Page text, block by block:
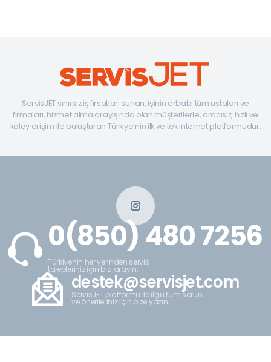
ServisJET sınırsız iş fırsatları sunan, işinin erbabı tüm ustaları ve
firmaları, hizmet alma arayışında olan müşterilerle, aracısız, hızlı ve
kolay erişim ile buluşturan Türkiye’nin ilk ve tek internet platformudur.
0(850) 480 7256
Türkiyenin her yerinden servis
talepleriniz için bizi arayın.
destek@servisjet.com
ServisJET platformu ile ilgili tüm sorun
ve önerileriniz için bize yazın.